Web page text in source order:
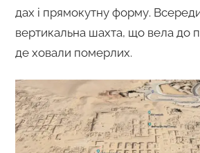
дах і прямокутну форму.
вертикальна шахта, що вела до
де ховали померлих.